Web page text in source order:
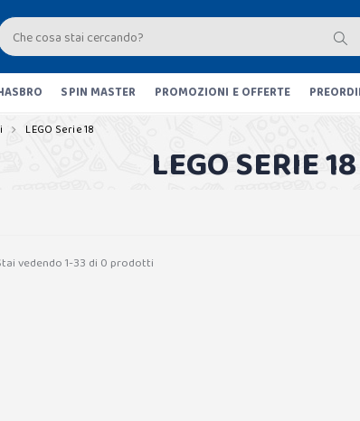
SPIN MASTER PROMOZIONI E OFFERTE
LEGO Serie 18
LEGO SERIE 18
vedendo 1-33 di 0 prodotti